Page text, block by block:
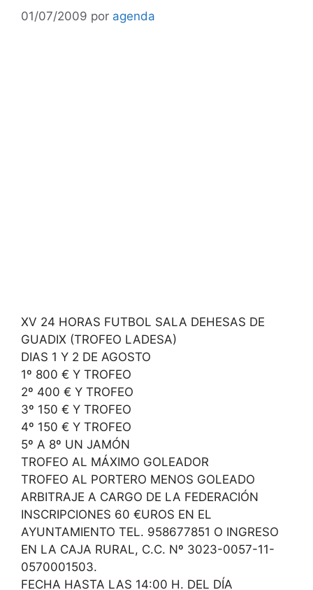
01/07/2009 por agenda
XV 24 HORAS FUTBOL SALA DEHESAS DE
GUADIX (TROFEO LADESA)
DIAS 1 Y 2 DE AGOSTO
1º 800 € Y TROFEO
2º 400 € Y TROFEO
3º 150 € Y TROFEO
4º 150 € Y TROFEO
5º A 8º UN JAMÓN
TROFEO AL MÁXIMO GOLEADOR
TROFEO AL PORTERO MENOS GOLEADO
ARBITRAJE A CARGO DE LA FEDERACIÓN
INSCRIPCIONES 60 €UROS EN EL
AYUNTAMIENTO TEL. 958677851 O INGRESO
EN LA CAJA RURAL, C.C. Nº 3023-0057-11-
0570001503.
FECHA HASTA LAS 14:00 H. DEL DÍA